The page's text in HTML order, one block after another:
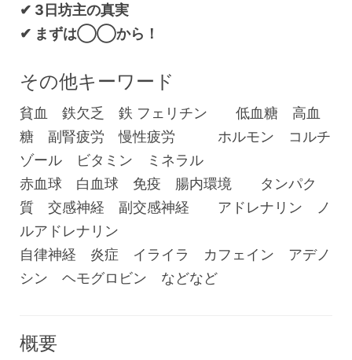
✔︎ 3日坊主の真実
✔︎ まずは◯◯から！
その他キーワード
貧血 鉄欠乏 鉄 フェリチン 低血糖 高血
糖 副腎疲労 慢性疲労 ホルモン コルチ
ゾール ビタミン ミネラル
赤血球 白血球 免疫 腸内環境 タンパク
質 交感神経 副交感神経 アドレナリン ノ
ルアドレナリン
自律神経 炎症 イライラ カフェイン アデノ
シン ヘモグロビン などなど
概要